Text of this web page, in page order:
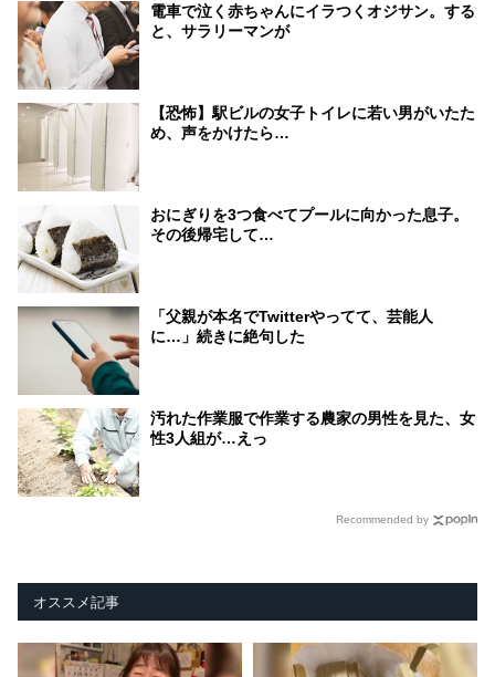
電車で泣く赤ちゃんにイラつくオジサン。する
と、サラリーマンが
【恐怖】駅ビルの女子トイレに若い男がいたた
め、声をかけたら…
おにぎりを3つ食べてプールに向かった息子。
その後帰宅して…
「父親が本名でTwitterやってて、芸能人
に…」続きに絶句した
汚れた作業服で作業する農家の男性を見た、女
性3人組が…えっ
Recommended by
オススメ記事